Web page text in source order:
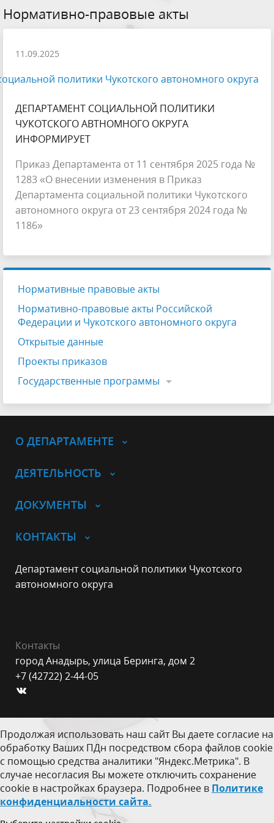
Нормативно-правовые акты
11.09.2025
политики Чукотского автономного округа
ДЕПАРТАМЕНТ СОЦИАЛЬНОЙ ПОЛИТИКИ
ЧУКОТСКОГО АВТНОМНОГО ОКРУГА
ИНФОРМИРУЕТ
Приказ Департамента от 11 сентября 2025 года №
1283 «О внесении изменения в Приказ
Департамента социальной политики Чукотского
автономного округа от 23 сентября 2024 года №
1186»
Нормативные правовые акты
Нормативно-правовые акты Российской
Федерации и Чукотского автономного округа
Открытые данные
Проекты приказов
Государственные программы
О ДЕПАРТАМЕНТЕ
ДЕЯТЕЛЬНОСТЬ
ДОКУМЕНТЫ
КОНТАКТЫ
Департамент социальной политики Чукотского
автономного округа
Контакты
город Анадырь, улица Беринга, дом 2
+7 (42722) 2-44-05
Продолжая использовать наш сайт Вы даете согласие на
обработку Ваших ПДн посредством сбора файлов cookie
с помощью средства аналитики "Яндекс.Метрика". В
случае несогласия Вы можете отключить сохранение
cookie в настройках браузера. Подробнее в Политике
конфиденциальности сайта.